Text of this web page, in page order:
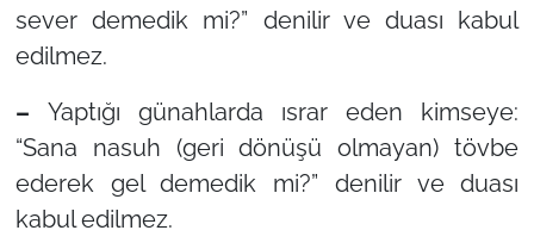
sever demedik mi?” denilir ve duası kabul
edilmez.
– Yaptığı günahlarda ısrar eden kimseye:
“Sana nasuh (geri dönüşü olmayan) tövbe
ederek gel demedik mi?” denilir ve duası
kabul edilmez.